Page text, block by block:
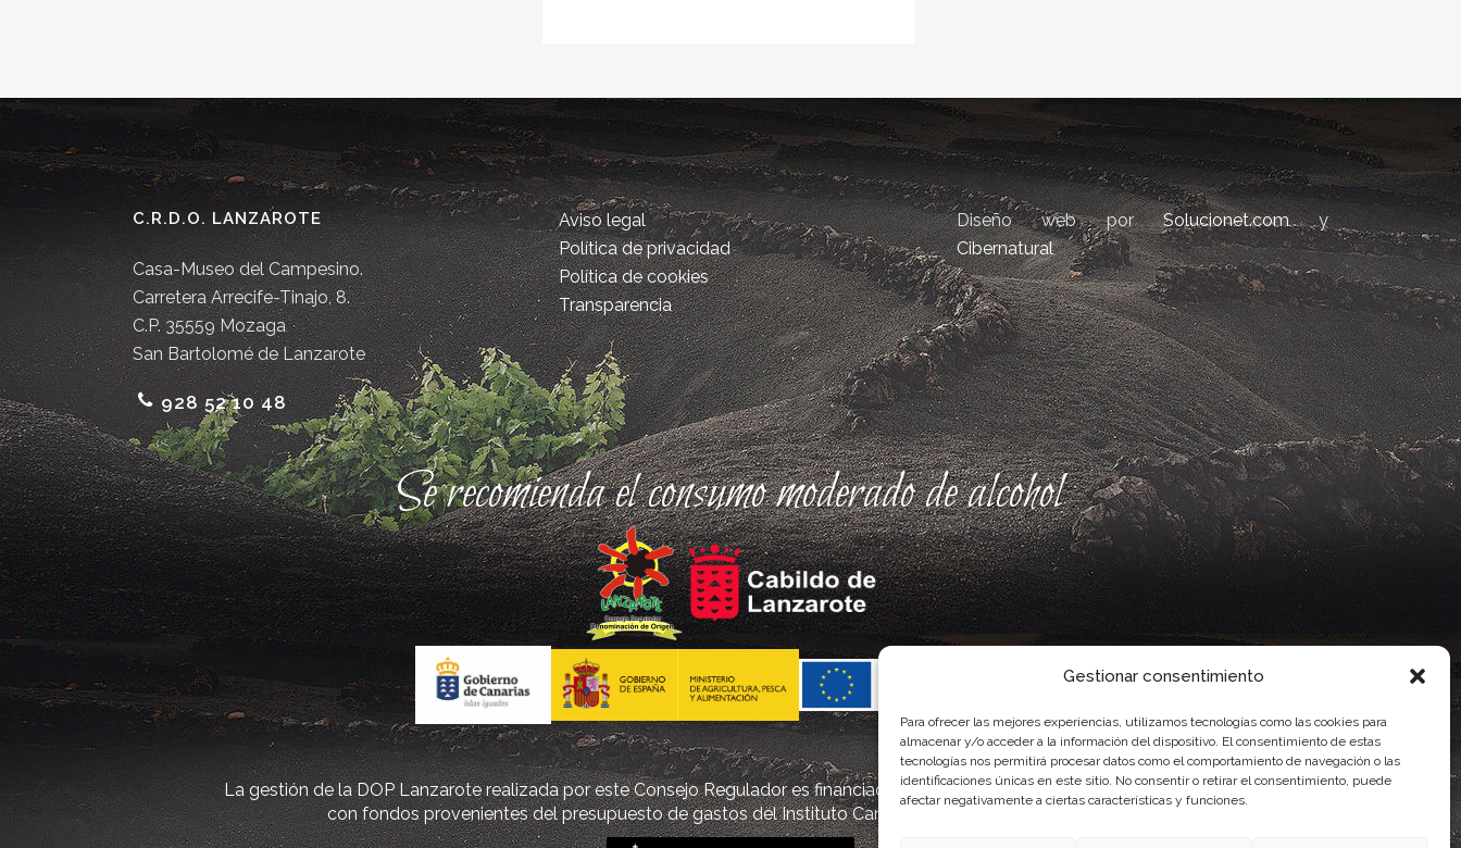
Gestionar consentimiento
Para ofrecer las mejores experiencias, utilizamos tecnologías como las cookies para
almacenar y/o acceder a la información del dispositivo. El consentimiento de estas
tecnologías nos permitirá procesar datos como el comportamiento de navegación o las
identificaciones únicas en este sitio. No consentir o retirar el consentimiento, puede
afectar negativamente a ciertas características y funciones.
C.R.D.O. LANZAROTE
Casa-Museo del Campesino.
Carretera Arrecife-Tinajo, 8.
C.P. 35559 Mozaga
San Bartolomé de Lanzarote
928 52 10 48
Aviso legal
Política de privacidad
Política de cookies
Transparencia
Diseño web porSolucionet.comy
Cibernatural
Se recomienda el consumo moderado de alcohol
La gestión de la DOP Lanzarote realizada por este Consejo Regulador es financiada, parcialmente, por el Gobierno de Canarias
con fondos provenientes del presupuesto de gastos del Instituto Canario de Calidad Agroalimentaria